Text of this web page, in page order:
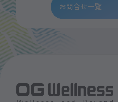
お問合せ一覧